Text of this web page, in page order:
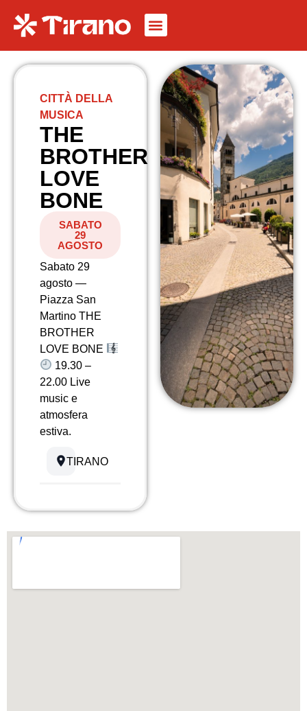
CITTÀ DELLA
MUSICA
THE
BROTHER
LOVE
BONE
SABATO
29
AGOSTO
Sabato 29
agosto —
Piazza San
Martino THE
BROTHER
LOVE BONE
19.30 –
22.00 Live
music e
atmosfera
estiva.
TIRANO